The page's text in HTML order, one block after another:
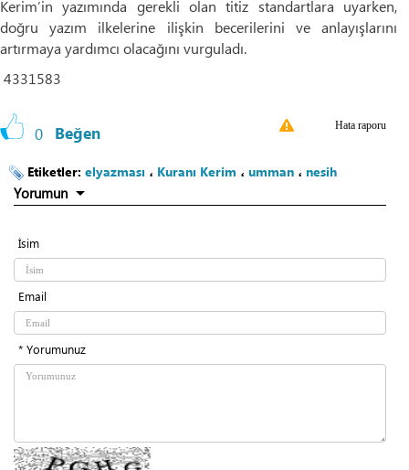
Kerim’in yazımında gerekli olan titiz standartlara uyarken,
doğru yazım ilkelerine ilişkin becerilerini ve anlayışlarını
artırmaya yardımcı olacağını vurguladı.
4331583
0 Beğen Hata raporu
Etiketler: elyazması ، Kuranı Kerim ، umman ، nesih
Yorumun
İsim
Email
* Yorumunuz